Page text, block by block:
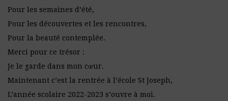
Pour les semaines d’été,
Pour les découvertes et les rencontres,
Pour la beauté contemplée.
Merci pour ce trésor :
Je le garde dans mon cœur.
Maintenant c’est la rentrée à l’école St Joseph,
L’année scolaire 2022-2023 s’ouvre à moi.